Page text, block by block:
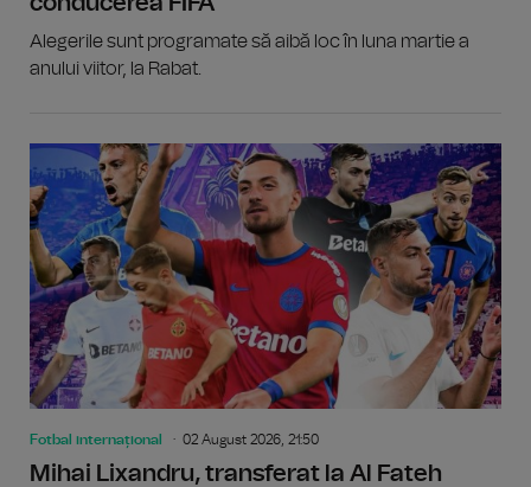
Alegerile sunt programate să aibă loc în luna martie a
anului viitor, la Rabat.
Fotbal internațional 02 August 2026, 21:50
Mihai Lixandru, transferat la Al Fateh